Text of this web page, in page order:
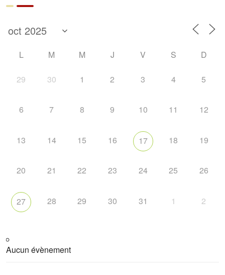
L M M J V S D
29 30 1 2 3 4 5
6 7 8 9 10 11 12
13 14 15 16 17 18 19
20 21 22 23 24 25 26
27 28 29 30 31 1 2
Aucun évènement